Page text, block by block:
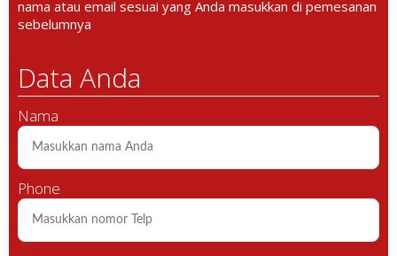
nama atau email sesuai yang Anda masukkan di pemesanan
sebelumnya
Data Anda
Nama
Phone